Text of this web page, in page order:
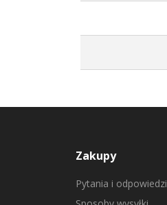
Zakupy
Pytania i odpowiedzi